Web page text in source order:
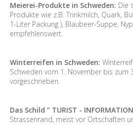
Meierei-Produkte in Schweden: Die
Produkte wie z.B. Trinkmilch, Quark,
1-Liter Packung ), Blaubeer-Suppe,
empfehlenswert.
Winterreifen in Schweden:
Schweden vom 1. November bis zum
vorgeschrieben.
Das Schild “ TURIST -
Strassenrand, meist vor Ortschaften